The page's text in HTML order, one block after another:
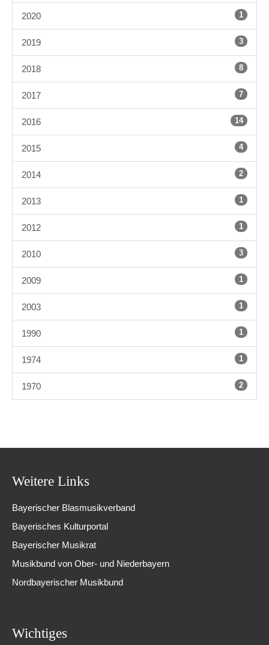
2020 1
2019 3
2018 8
2017 7
2016 14
2015 4
2014 2
2013 1
2012 1
2010 3
2009 1
2003 1
1990 1
1974 1
1970 2
Weitere Links
Bayerischer Blasmusikverband
Bayerisches Kulturportal
Bayerischer Musikrat
Musikbund von Ober- und Niederbayern
Nordbayerischer Musikbund
Wichtiges